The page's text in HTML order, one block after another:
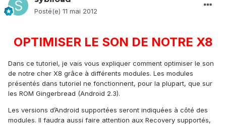
Posté(e) 11 mai 2012
OPTIMISER LE SON DE NOTRE X8
Dans ce tutoriel, je vais vous expliquer comment optimiser le son
de notre cher X8 grâce à différents modules. Les modules
présentés dans tutoriel ne fonctionnent, pour la plupart, que sur
les ROM Gingerbread (Android 2.3).
Les versions d’Android supportées seront indiquées à côté des
modules. Il faudra aussi faire attention aux Recovery supportés,